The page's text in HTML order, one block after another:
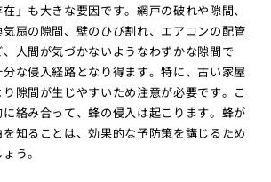
」も大きな要因です。網戸の破れや隙間、
扇の隙間、壁のひび割れ、エアコンの配管
人間が気づかないようなわずかな隙間で
な侵入経路となり得ます。特に、古い家屋
隙間が生じやすいため注意が必要です。こ
絡み合って、蜂の侵入は起こります。蜂が
知ることは、効果的な予防策を講じるため
う。